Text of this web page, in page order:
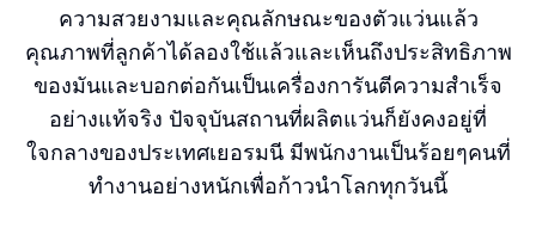
ความสวยงามและคุณลักษณะของตัวแว่นแล้ว
คุณภาพที่ลูกค้าได้ลองใช้แล้วและเห็นถึงประสิทธิภาพ
ของมันและบอกต่อกันเป็นเครื่องการันตีความสำเร็จ
อย่างแท้จริง ปัจจุบันสถานที่ผลิตแว่นก็ยังคงอยู่ที่
ใจกลางของประเทศเยอรมนี มีพนักงานเป็นร้อยๆคนที่
ทำงานอย่างหนักเพื่อก้าวนำโลกทุกวันนี้